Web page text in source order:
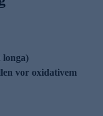
ayurvedischen
Sie genau wissen,
Produkt dem
pflanzlicher
Nicht
vor oxidativem